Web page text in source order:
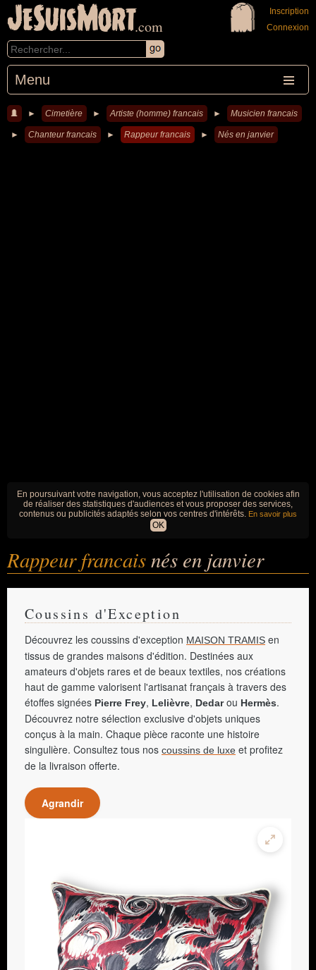
JeSuisMort.com
Menu
Inscription
Connexion
► Cimetière ► Artiste (homme) francais ► Musicien francais
► Chanteur francais ► Rappeur francais ► Nés en janvier
En poursuivant votre navigation, vous acceptez l'utilisation de cookies afin
de réaliser des statistiques d'audiences et vous proposer des services,
contenus ou publicités adaptés selon vos centres d'intérêts. En savoir plus
OK
Rappeur francaisnés en janvier
Coussins d'Exception
Découvrez les coussins d'exception MAISON TRAMIS en
tissus de grandes maisons d'édition. Destinées aux
amateurs d'objets rares et de beaux textiles, nos créations
haut de gamme valorisent l'artisanat français à travers des
étoffes signées Pierre Frey, Lelièvre, Dedarou Hermès.
Découvrez notre sélection exclusive d'objets uniques
conçus à la main. Chaque pièce raconte une histoire
singulière. Consultez tous nos coussins de luxe et profitez
de la livraison offerte.
Agrandir